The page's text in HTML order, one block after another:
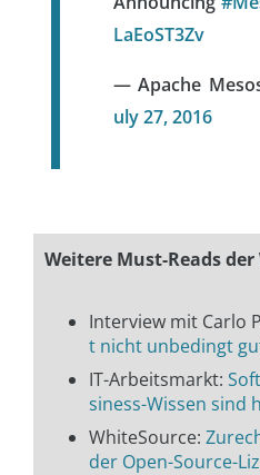
LaEoST3Zv
— Apache
uly 27, 2016
Weitere Must-Reads der
Interview mit Carlo
t nicht unbedingt
IT-Arbeitsmarkt:
siness-Wissen sind
WhiteSource:
der Open-Source-